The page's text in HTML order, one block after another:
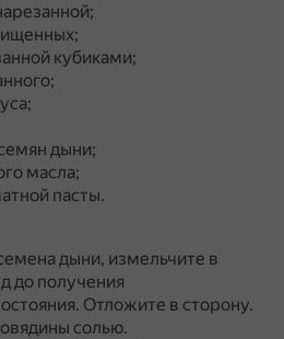
кубиками;
дыни;
масла;
пасты.
дыни, измельчите в
до получения
Отложите в сторону.
солью.